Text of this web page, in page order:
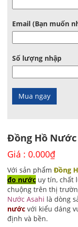
Email (Bạn muốn
Số lượng nhập
Đồng Hồ
Giá : 0.000₫
Với sản phẩm Đồng
đo nước uy tín, chất
chuộng trên thị
Nước Asahi là dòng
nước với kiểu dáng
định và bền.